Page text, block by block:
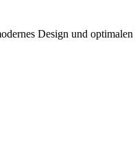
Design und